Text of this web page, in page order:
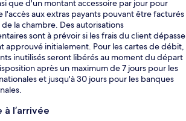
que d'un montant accessoire par jour pour
l'accès aux extras payants pouvant être facturés
la chambre. Des autorisations
sont à prévoir si les frais du client dépasse
approuvé initialement. Pour les cartes de débit,
inutilisés seront libérés au moment du départ
après un maximum de 7 jours pour les
et jusqu'à 30 jours pour les banques
l’arrivée